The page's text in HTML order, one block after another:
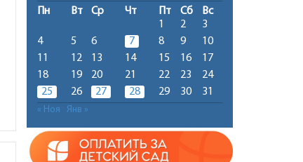
Пн Вт Ср Чт Пт Сб
Вс
1
2
3
4
5 6 7 8 9
10
11
12 13 14 15 16
17
18
19 20 21 22 23
24
25
26 27 28 29 30 31
« Ноя Янв »